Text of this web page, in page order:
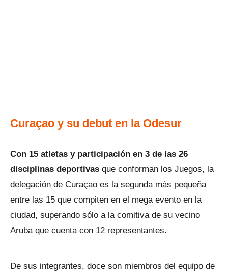
Curaçao y su debut en la Odesur
Con 15 atletas y participación en 3 de las 26
disciplinas deportivas que conforman los Juegos, la
delegación de Curaçao es la segunda más pequeña
entre las 15 que compiten en el mega evento en la
ciudad, superando sólo a la comitiva de su vecino
Aruba que cuenta con 12 representantes.
De sus integrantes, doce son miembros del equipo de